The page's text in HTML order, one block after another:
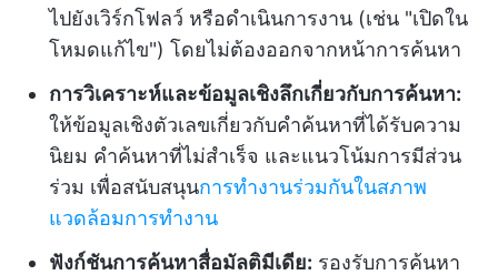
ไปยังเวิร์กโฟลว์ หรือดำเนินการงาน (เช่น "เปิดใน
โหมดแก้ไข") โดยไม่ต้องออกจากหน้าการค้นหา
การวิเคราะห์และข้อมูลเชิงลึกเกี่ยวกับการค้นหา:
ให้ข้อมูลเชิงตัวเลขเกี่ยวกับคำค้นหาที่ได้รับความ
นิยม คำค้นหาที่ไม่สำเร็จ และแนวโน้มการมีส่วน
ร่วม เพื่อสนับสนุนการทำงานร่วมกันในสภาพ
แวดล้อมการทำงาน
ฟังก์ชันการค้นหาสื่อมัลติมีเดีย: รองรับการค้นหา